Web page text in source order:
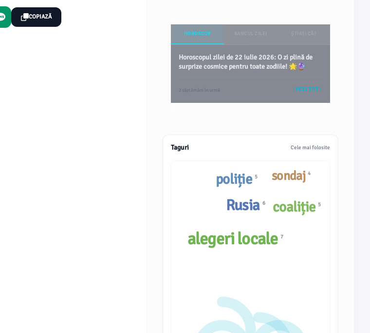
COPIAZĂ
HOROSCOP
Horoscopul zilei de 22 iulie 2026: O zi plină de
surprize cosmice pentru toate zodiile! 🌟🔮
2 săptămâni în urmă VEZI TOT
Taguri Cele mai folosite
coaliție 5
sondaj4
Rusia6
poliție 5
alegeri locale7